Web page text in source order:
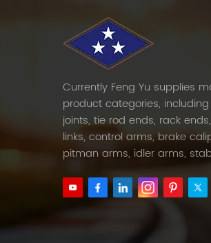
Currently Feng Yu supplies
product categories,
joints, tie rod ends, rack
links, control arms, brake
pitman arms, idler arms,
links and etc.